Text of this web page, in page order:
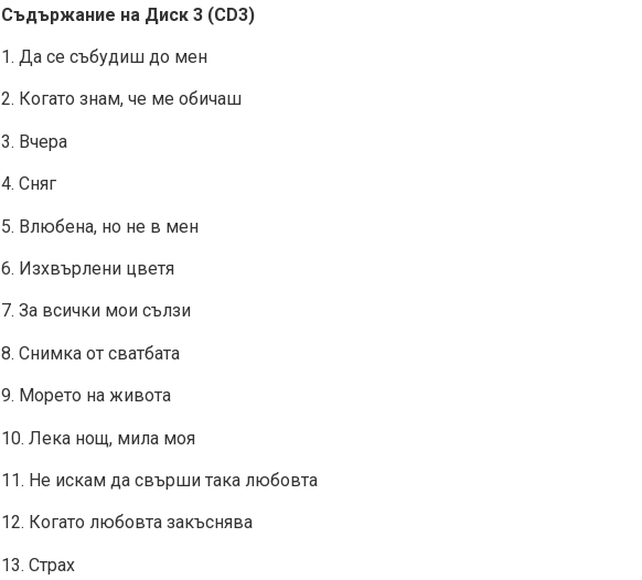
Съдържание на Диск 3 (CD3)
1. Да се събудиш до мен
2. Когато знам, че ме обичаш
3. Вчера
4. Сняг
5. Влюбена, но не в мен
6. Изхвърлени цветя
7. За всички мои сълзи
8. Снимка от сватбата
9. Морето на живота
10. Лека нощ, мила моя
11. Не искам да свърши така любовта
12. Когато любовта закъснява
13. Страх